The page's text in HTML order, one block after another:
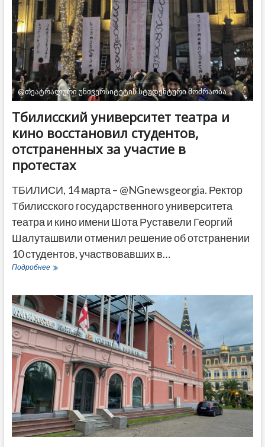
гибелью
мирных
жителей
Сирии
@თეატრალური უნივერსიტეტის სტუდენტური მოძრაობა
Тбилисский университет театра и
кино восстановил студентов,
отстраненных за участие в
протестах
ТБИЛИСИ, 14 марта – @NGnewsgeorgia. Ректор
Тбилисского государственного университета
театра и кино имени Шота Руставели Георгий
Шалуташвили отменил решение об отстранении
10 студентов, участвовавших в…
ПодробнееТбилисский
и
кино
восстановил
студентов,
отстраненных
за
участие
в
протестах